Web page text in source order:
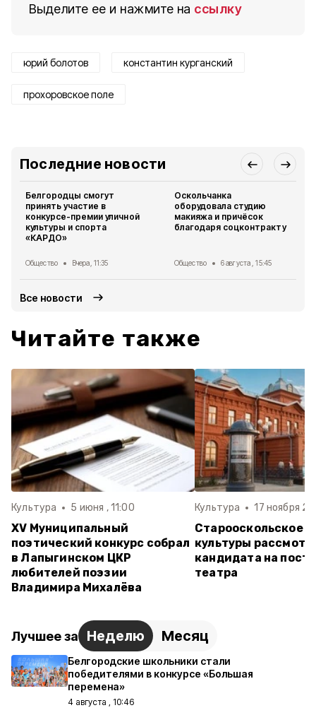
Выделите ее и нажмите на ссылку
юрий болотов константин курганский
прохоровское поле
Последние новости
Белгородцы смогут
принять участие в
конкурсе-премии уличной
культуры и спорта
«КАРДО»
Общество Вчера, 11:35
Оскольчанка
оборудовала студию
макияжа и причёсок
благодаря соцконтракту
Общество 6 августа , 15:45
Все новости
Читайте также
Культура 5 июня , 11:00
XV Муниципальный
поэтический конкурс собрал
в Лапыгинском ЦКР
любителей поэзии
Владимира Михалёва
Культура 17 ноября
Старооскольское
культуры
кандидата на пост
театра
Лучшее за Неделю Месяц
Белгородские школьники стали
победителями в конкурсе «Большая
перемена»
4 августа , 10:46